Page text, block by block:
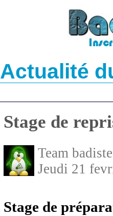
Actualité
Stage de
Team badiste
Jeudi 21
Stage de